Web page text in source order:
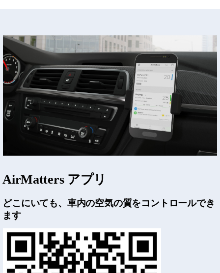
AirMatters アプリ
どこにいても、車内の空気の質をコントロールでき
ます